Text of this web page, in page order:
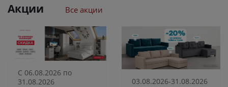
Акции Все акции
С 06.08.2026 по
31.08.2026
03.08.2026-31.08.2026